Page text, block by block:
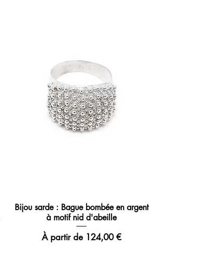
Bijou sarde : Bague bombée en argent
à motif nid d'abeille
À partir de 124,00 €
Prix promotionnel